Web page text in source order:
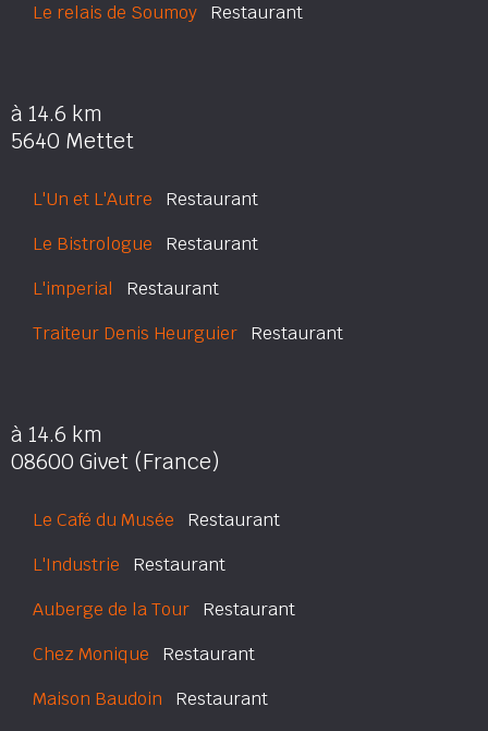
Le relais de Soumoy Restaurant
à 14.6 km
5640 Mettet
L'Un et L'Autre Restaurant
Le Bistrologue Restaurant
L'imperial Restaurant
Traiteur Denis Heurguier Restaurant
à 14.6 km
08600 Givet (France)
Le Café du Musée Restaurant
L'Industrie Restaurant
Auberge de la Tour Restaurant
Chez Monique Restaurant
Maison Baudoin Restaurant